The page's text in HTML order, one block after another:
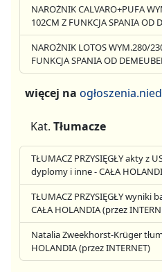
NAROŻNIK CALVARO+PUFA
102CM Z FUNKCJA SPANIA OD
NAROŻNIK LOTOS WYM.280/
FUNKCJA SPANIA OD
więcej na
Kat. Tłumacze
TŁUMACZ PRZYSIĘGŁY akty z
dyplomy i inne - CAŁA
TŁUMACZ PRZYSIĘGŁY wyniki
CAŁA HOLANDIA (przez
Natalia Zweekhorst-Krüger
HOLANDIA (przez INTERNET)